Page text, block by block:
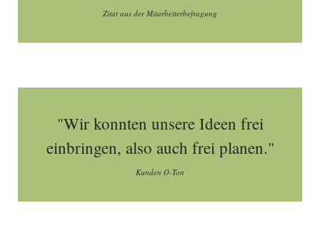
Zitat aus der Mitarbeiterbefragung
"Wir konnten unsere Ideen frei
einbringen, also auch frei planen."
Kunden O-Ton